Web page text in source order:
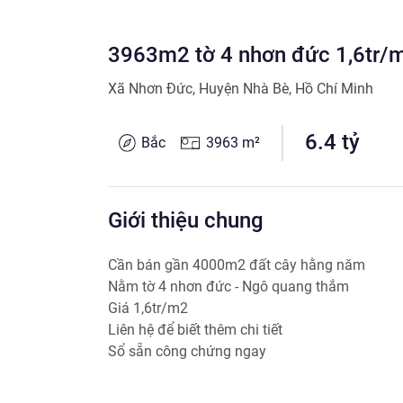
3963m2 tờ 4 nhơn đức 1,6tr/
Xã Nhơn Đức, Huyện Nhà Bè, Hồ Chí Minh
Bắc 3963 m² 6.4 tỷ
Giới thiệu chung
Cần bán gần 4000m2 đất cây hằng năm
Nằm tờ 4 nhơn đức - Ngô quang thắm
Giá 1,6tr/m2
Liên hệ để biết thêm chi tiết
Sổ sẵn công chứng ngay